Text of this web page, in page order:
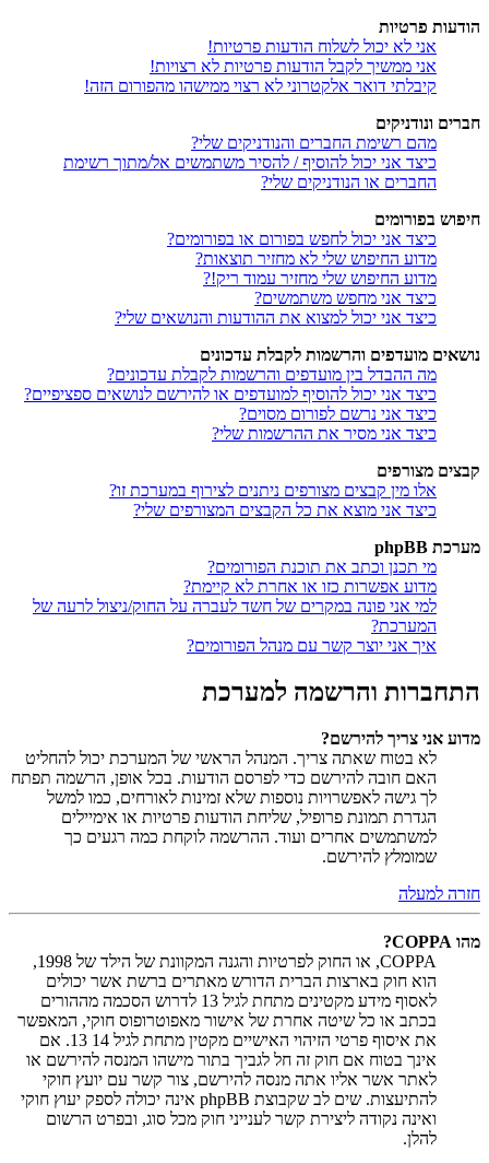
הודעות פרטיות
אני לא יכול לשלוח הודעות פרטיות!
אני ממשיך לקבל הודעות פרטיות לא רצויות!
קיבלתי דואר אלקטרוני לא רצוי ממישהו מהפורום הזה!
חברים ונודניקים
מהם רשימת החברים והנודניקים שלי?
כיצד אני יכול להוסיף / להסיר משתמשים אל/מתוך רשימת
החברים או הנודניקים שלי?
חיפוש בפורומים
כיצד אני יכול לחפש בפורום או בפורומים?
מדוע החיפוש שלי לא מחזיר תוצאות?
מדוע החיפוש שלי מחזיר עמוד ריק!?
כיצד אני מחפש משתמשים?
כיצד אני יכול למצוא את ההודעות והנושאים שלי?
נושאים מועדפים והרשמות לקבלת עדכונים
מה ההבדל בין מועדפים והרשמות לקבלת עדכונים?
כיצד אני יכול להוסיף למועדפים או להירשם לנושאים ספציפיים?
כיצד אני נרשם לפורום מסוים?
כיצד אני מסיר את ההרשמות שלי?
קבצים מצורפים
אלו מין קבצים מצורפים ניתנים לצירוף במערכת זו?
כיצד אני מוצא את כל הקבצים המצורפים שלי?
מערכת phpBB
מי תכנן וכתב את תוכנת הפורומים?
מדוע אפשרות כזו או אחרת לא קיימת?
למי אני פונה במקרים של חשד לעברה על החוק/ניצול לרעה של
המערכת?
איך אני יוצר קשר עם מנהל הפורומים?
התחברות והרשמה למערכת
מדוע אני צריך להירשם?
לא בטוח שאתה צריך. המנהל הראשי של המערכת יכול להחליט
האם חובה להירשם כדי לפרסם הודעות. בכל אופן, הרשמה תפתח
לך גישה לאפשרויות נוספות שלא זמינות לאורחים, כמו למשל
הגדרת תמונת פרופיל, שליחת הודעות פרטיות או אימיילים
למשתמשים אחרים ועוד. ההרשמה לוקחת כמה רגעים כך
שמומלץ להירשם.
חזרה למעלה
מהו COPPA?
COPPA, או החוק לפרטיות והגנה המקוונת של הילד של 1998,
הוא חוק בארצות הברית הדורש מאתרים ברשת אשר יכולים
לאסוף מידע מקטינים מתחת לגיל 13 לדרוש הסכמה מההורים
בכתב או כל שיטה אחרת של אישור מאפוטרופוס חוקי, המאפשר
את איסוף פרטי הזיהוי האישיים מקטין מתחת לגיל 14 13. אם
אינך בטוח אם חוק זה חל לגביך בתור מישהו המנסה להירשם או
לאתר אשר אליו אתה מנסה להירשם, צור קשר עם יועץ חוקי
להתיעצות. שים לב שקבוצת phpBB אינה יכולה לספק יעוץ חוקי
ואינה נקודה ליצירת קשר לענייני חוק מכל סוג, ובפרט הרשום
להלן.